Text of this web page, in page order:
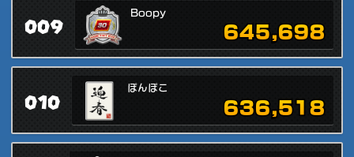
009
Boopy
645,698
010
ぽんぽこ
636,518